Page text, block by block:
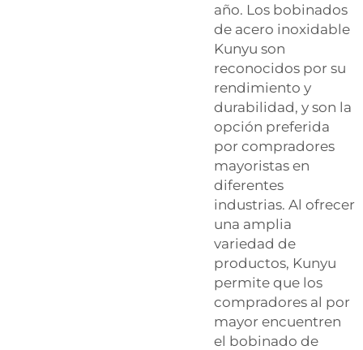
año. Los bobinados
de acero inoxidable
Kunyu son
reconocidos por su
rendimiento y
durabilidad, y son la
opción preferida
por compradores
mayoristas en
diferentes
industrias. Al ofrecer
una amplia
variedad de
productos, Kunyu
permite que los
compradores al por
mayor encuentren
el bobinado de